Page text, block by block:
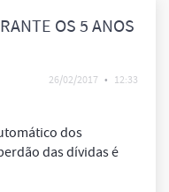
OS 5 ANOS
26/02/2017 • 12:33
dos
das dívidas é